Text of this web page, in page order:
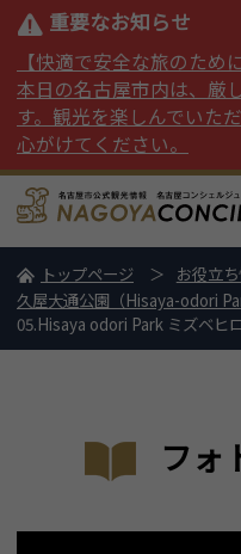
重要なお知らせ
【快適で安全な旅のため
本日の名古屋市内は、厳
す。観光を楽しんでいた
心がけてください。
トップページ お役立
久屋大通公園（Hisaya-odori
05.Hisaya odori Park ミズベヒ
フォ